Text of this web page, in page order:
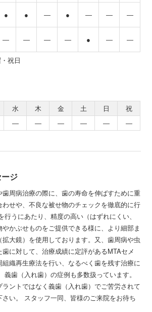
● ● ― ● ― ― ―
― ― ― ― ● ― ―
祝日
水 木 金 土 日
祝
― ― ― ― ― ―
ジ
周病治療の際に、歯の寿命を伸ばすために重
せや、不良な被せ物のチェックを徹底的に行
行うにあたり、精度の高い（はずれにくい、
かぶせものをご提供できる様に、より細部ま
大鏡）を使用しております。又、歯周病や虫
に対して、治療成績に定評があるMTAセメ
織再生療法を行い、なるべく歯を残す治療に
義歯（入れ歯）の症例も多数扱っています。
ントではなく義歯（入れ歯）でご苦労されて
い。 スタッフ一同、皆様のご来院をお待ち